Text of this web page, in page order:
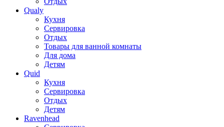
Qualy
Кухня
Сервировка
Отдых
Товары для ванной комнаты
Для дома
Детям
Quid
Кухня
Сервировка
Отдых
Детям
Ravenhead